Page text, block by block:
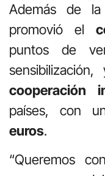
Además de la
promovió el
puntos de
cooperación
países, con
euros.
“Queremos